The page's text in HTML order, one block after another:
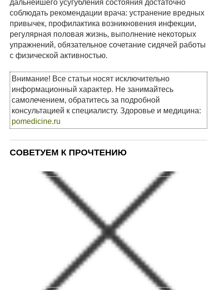
дальнейшего усугубления состояния достаточно
соблюдать рекомендации врача: устранение вредных
привычек, профилактика возникновения инфекции,
регулярная половая жизнь, выполнение некоторых
упражнений, обязательное сочетание сидячей работы
с физической активностью.
Внимание! Все статьи носят исключительно
информационный характер. Не занимайтесь
самолечением, обратитесь за подробной
консультацией к специалисту. Здоровье и медицина:
pomedicine.ru
СОВЕТУЕМ К ПРОЧТЕНИЮ